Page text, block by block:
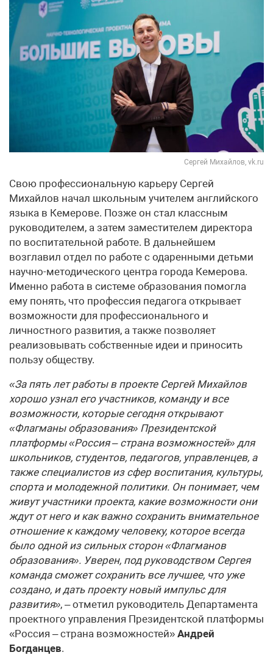
Сергей Михайлов, vk.ru
Свою профессиональную карьеру Сергей
Михайлов начал школьным учителем английского
языка в Кемерове. Позже он стал классным
руководителем, а затем заместителем директора
по воспитательной работе. В дальнейшем
возглавил отдел по работе с одаренными детьми
научно-методического центра города Кемерова.
Именно работа в системе образования помогла
ему понять, что профессия педагога открывает
возможности для профессионального и
личностного развития, а также позволяет
реализовывать собственные идеи и приносить
пользу обществу.
«За пять лет работы в проекте Сергей Михайлов
хорошо узнал его участников, команду и все
возможности, которые сегодня открывают
«Флагманы образования» Президентской
платформы «Россия – страна возможностей» для
школьников, студентов, педагогов, управленцев, а
также специалистов из сфер воспитания, культуры,
спорта и молодежной политики. Он понимает, чем
живут участники проекта, какие возможности они
ждут от него и как важно сохранить внимательное
отношение к каждому человеку, которое всегда
было одной из сильных сторон «Флагманов
образования». Уверен, под руководством Сергея
команда сможет сохранить все лучшее, что уже
создано, и дать проекту новый импульс для
развития», – отметил руководитель Департамента
проектного управления Президентской платформы
«Россия – страна возможностей» Андрей
Богданцев.